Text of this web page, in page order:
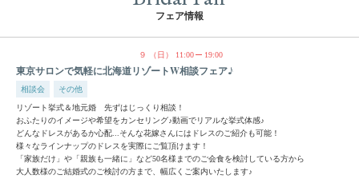
フェア情報
９ （日） 11:00 19:00
東京サロンで気軽に北海道リゾートW相談フェア♪
相談会 その他
リゾート挙式＆地元婚 先ずはじっくり相談！
おふたりのイメージや希望をカンセリング♪動画でリアルな挙式体感♪
どんなドレスがあるか心配...そんな花嫁さんにはドレスのご紹介も可能！
様々なラインナップのドレスを実際にご覧頂けます！
「家族だけ」や「親族も一緒に」など50名様までのご会食を検討している方から
大人数様のご結婚式のご検討の方まで、幅広くご案内いたします♪